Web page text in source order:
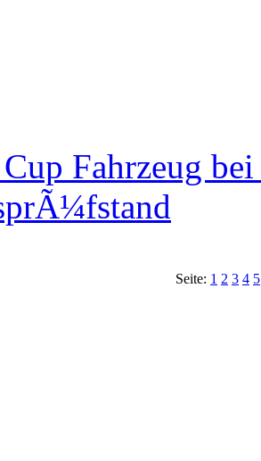
Fahrzeug
Seite: 1 2 3 4 5